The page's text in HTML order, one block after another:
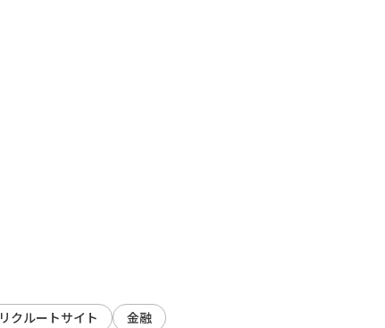
リクルートサイト 金融